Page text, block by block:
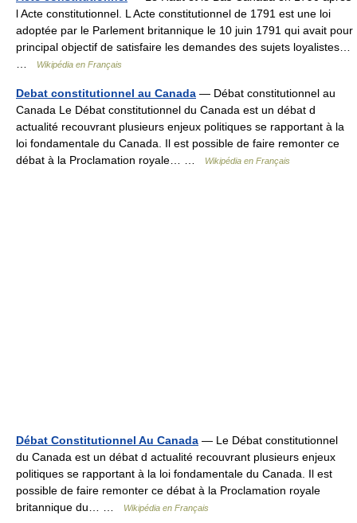
l Acte constitutionnel. L Acte constitutionnel de 1791 est une loi
adoptée par le Parlement britannique le 10 juin 1791 qui avait pour
principal objectif de satisfaire les demandes des sujets loyalistes…
Wikipédia en Français
Debat constitutionnel au Canada — Débat constitutionnel au
Canada Le Débat constitutionnel du Canada est un débat d
actualité recouvrant plusieurs enjeux politiques se rapportant à la
loi fondamentale du Canada. Il est possible de faire remonter ce
débat à la Proclamation royale… …
Wikipédia en Français
Débat Constitutionnel Au Canada — Le Débat constitutionnel
du Canada est un débat d actualité recouvrant plusieurs enjeux
politiques se rapportant à la loi fondamentale du Canada. Il est
possible de faire remonter ce débat à la Proclamation royale
britannique du… …
Wikipédia en Français